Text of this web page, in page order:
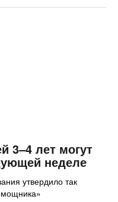
3–4 лет могут
неделе
утвердило так